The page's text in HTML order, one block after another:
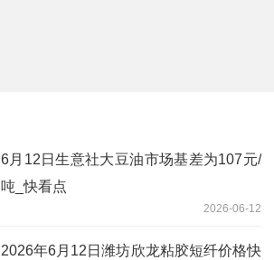
6月12日生意社大豆油市场基差为107元/
吨_快看点
2026-06-12
2026年6月12日潍坊欣龙粘胶短纤价格快